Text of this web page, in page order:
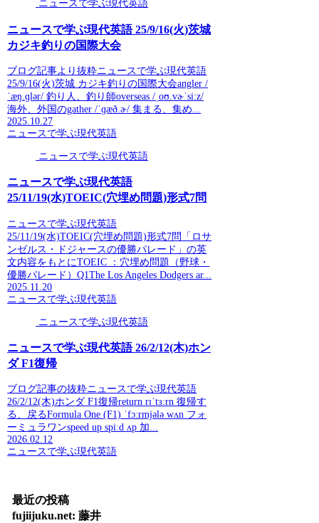
ニュースで学ぶ現代英語
ニュースで学ぶ現代英語 25/9/16(火)茨城
カジキ釣りの国際大会
ブログ記事より抜粋ニュースで学ぶ現代英語
25/9/16(火)茨城 カジキ釣りの国際大会angler /
ˈæŋ.ɡlər/ 釣り人、釣り師overseas /ˌoʊ.vɚˈsiːz/
海外、外国のgather /ˈɡæð.ɚ/ 集まる、集め...
2025.10.27
ニュースで学ぶ現代英語
ニュースで学ぶ現代英語
ニュースで学ぶ現代英語
25/11/19(水)TOEIC(穴埋め問題)形式7問
ニュースで学ぶ現代英語
25/11/19(水)TOEIC(穴埋め問題)形式7問「ロサ
ンゼルス・ドジャースの優勝パレード」の英
文内容をもとにTOEIC ：穴埋め問題（野球・
優勝パレード）Q1The Los Angeles Dodgers ar...
2025.11.20
ニュースで学ぶ現代英語
ニュースで学ぶ現代英語
ニュースで学ぶ現代英語 26/2/12(木)ホン
ダ F1復帰
ブログ記事の抜粋ニュースで学ぶ現代英語
26/2/12(木)ホンダ F1復帰return rɪˈtɜːrn 復帰す
る、戻るFormula One (F1) ˈfɔːrmjələ wʌn フォ
ーミュラワンspeed up spiːd ʌp 加...
2026.02.12
ニュースで学ぶ現代英語
最近の投稿
fujiijuku.net: 藤井